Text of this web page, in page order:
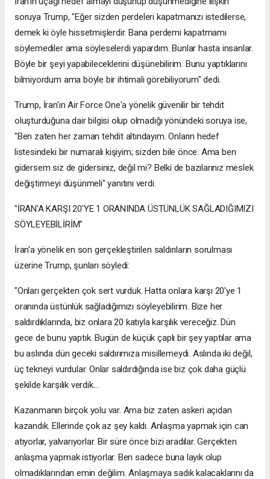
soruya Trump, "Eğer sizden perdeleri kapatmanızı istedilerse,
demek ki öyle hissetmişlerdir. Bana perdemi kapatmamı
söylemediler ama söyleselerdi yapardım. Bunlar hasta insanlar.
Böyle bir şeyi yapabileceklerini düşünebilirim. Bunu yaptıklarını
bilmiyordum ama böyle bir ihtimali görebiliyorum" dedi.
Trump, İran'ın Air Force One'a yönelik güvenilir bir tehdit
oluşturduğuna dair bilgisi olup olmadığı yönündeki soruya ise,
"Ben zaten her zaman tehdit altındayım. Onların hedef
listesindeki bir numaralı kişiyim; sizden bile önce. Ama ben
gidersem siz de gidersiniz, değil mi? Belki de bazılarınız meslek
değiştirmeyi düşünmeli" yanıtını verdi.
"İRAN'A KARŞI 20'YE 1 ORANINDA ÜSTÜNLÜK SAĞLADIĞIMIZI
SÖYLEYEBİLİRİM"
İran'a yönelik en son gerçekleştirilen saldırıların sorulması
üzerine Trump, şunları söyledi:
"Onları gerçekten çok sert vurduk. Hatta onlara karşı 20'ye 1
oranında üstünlük sağladığımızı söyleyebilirim. Bize her
saldırdıklarında, biz onlara 20 katıyla karşılık vereceğiz. Dün
gece de bunu yaptık. Bugün de küçük çaplı bir şey yaptılar ama
bu aslında dün geceki saldırımıza misillemeydi. Aslında iki değil,
üç tekneyi vurdular. Onlar saldırdığında ise biz çok daha güçlü
şekilde karşılık verdik...
Kazanmanın birçok yolu var. Ama biz zaten askeri açıdan
kazandık. Ellerinde çok az şey kaldı. Anlaşma yapmak için can
atıyorlar, yalvarıyorlar. Bir süre önce bizi aradılar. Gerçekten
anlaşma yapmak istiyorlar. Ben sadece buna layık olup
olmadıklarından emin değilim. Anlaşmaya sadık kalacaklarını da